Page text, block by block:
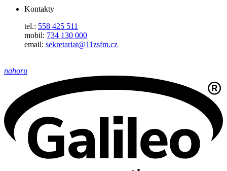
Kontakty
tel.: 558 425 511
mobil: 734 130 000
email: sekretariat@11zsfm.cz
nahoru